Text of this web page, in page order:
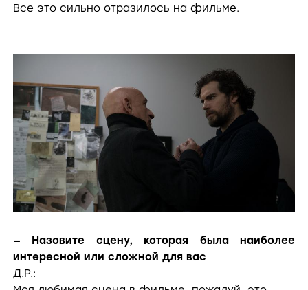
Все это сильно отразилось на фильме.
— Назовите сцену, которая была наиболее
интересной или сложной для вас
Д.Р.: